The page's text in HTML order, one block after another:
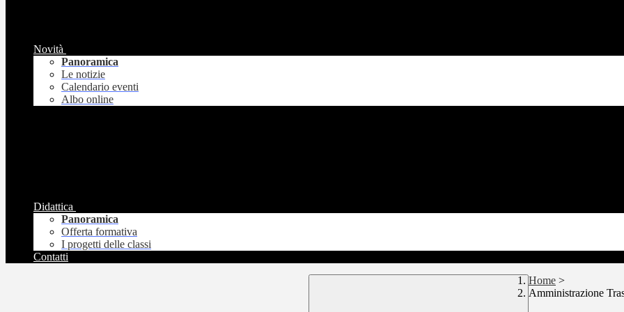
Novità
Panoramica
Le notizie
Calendario eventi
Albo online
Didattica
Panoramica
Offerta formativa
I progetti delle classi
Contatti
Home >
Amministrazione